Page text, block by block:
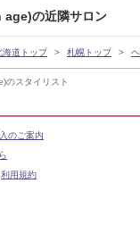
のスタイリスト
age)の近隣サロン
海道トップ 札幌トップ
のご案内
利用規約